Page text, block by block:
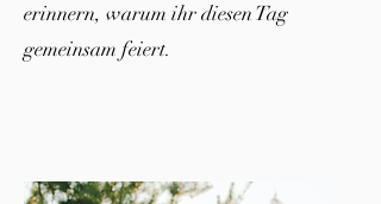
erinnern, warum ihr diesen Tag
gemeinsam feiert.